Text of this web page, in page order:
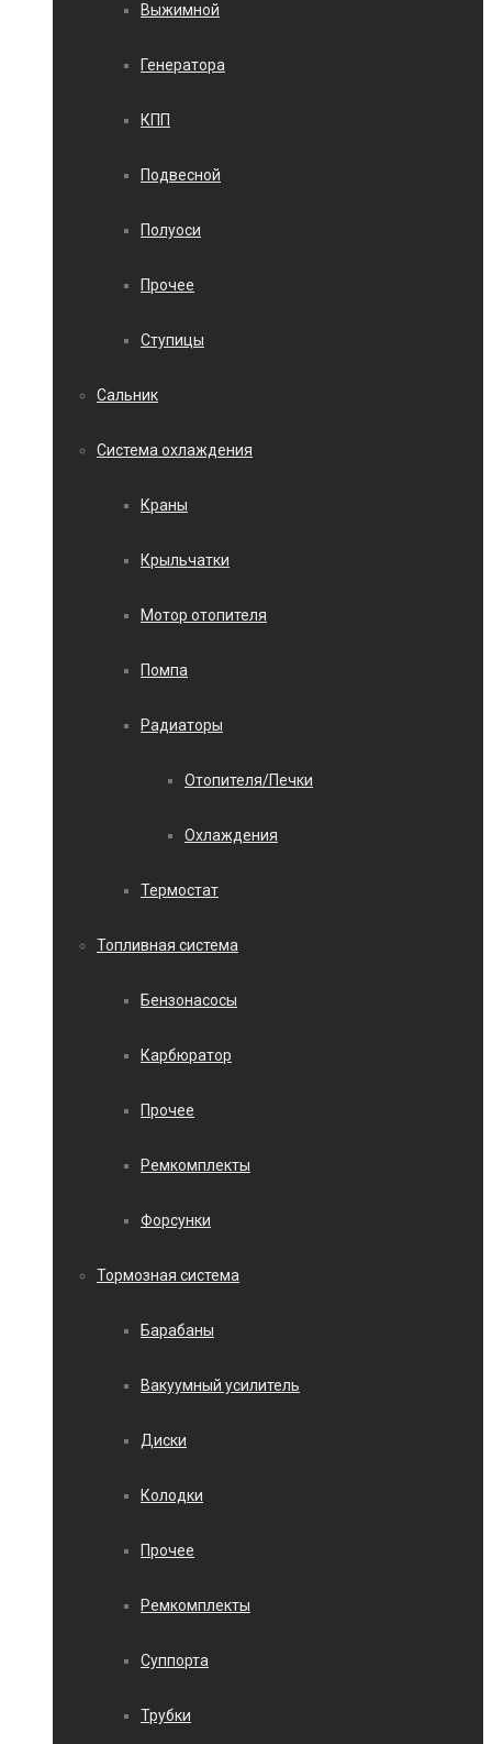
Выжимной
Генератора
КПП
Подвесной
Полуоси
Прочее
Ступицы
Сальник
Система охлаждения
Краны
Крыльчатки
Мотор отопителя
Помпа
Радиаторы
Отопителя/Печки
Охлаждения
Термостат
Топливная система
Бензонасосы
Карбюратор
Прочее
Ремкомплекты
Форсунки
Тормозная система
Барабаны
Вакуумный усилитель
Диски
Колодки
Прочее
Ремкомплекты
Суппорта
Трубки